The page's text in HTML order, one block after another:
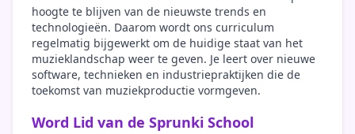
hoogte te blijven van de nieuwste trends en
technologieën. Daarom wordt ons curriculum
regelmatig bijgewerkt om de huidige staat van het
muzieklandschap weer te geven. Je leert over nieuwe
software, technieken en industriepraktijken die de
toekomst van muziekproductie vormgeven.
Word Lid van de Sprunki School